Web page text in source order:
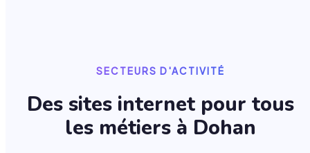
SECTEURS D'ACTIVITÉ
Des sites internet pour tous
les métiers à Dohan